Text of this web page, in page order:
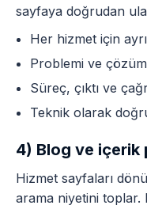
sayfaya doğrudan
Her hizmet için
Problemi ve çözüm
Süreç, çıktı ve
Teknik olarak
4) Blog ve içerik
Hizmet sayfaları
arama niyetini toplar.